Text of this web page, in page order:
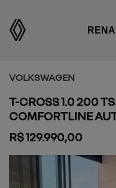
VOLKSWAGEN
T-CROSS 1.0 200
COMFORTLINE
R$ 129.990,00